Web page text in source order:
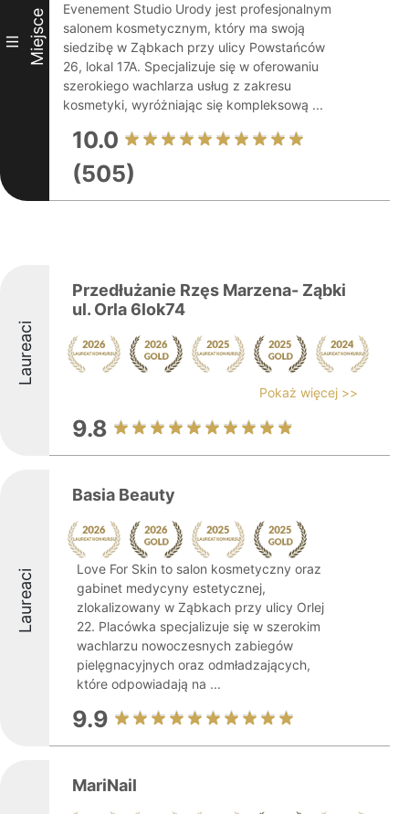
III Miejsce
Evenement Studio Urody jest profesjonalnym
salonem kosmetycznym, który ma swoją
siedzibę w Ząbkach przy ulicy Powstańców
26, lokal 17A. Specjalizuje się w oferowaniu
szerokiego wachlarza usług z zakresu
kosmetyki, wyróżniając się kompleksową ...
10.0
(505)
Laureaci
Przedłużanie Rzęs Marzena- Ząbki
ul. Orla 6lok74
Pokaż więcej >>
9.8
Laureaci
Basia Beauty
Love For Skin to salon kosmetyczny oraz
gabinet medycyny estetycznej,
zlokalizowany w Ząbkach przy ulicy Orlej
22. Placówka specjalizuje się w szerokim
wachlarzu nowoczesnych zabiegów
pielęgnacyjnych oraz odmładzających,
które odpowiadają na ...
9.9
MariNail